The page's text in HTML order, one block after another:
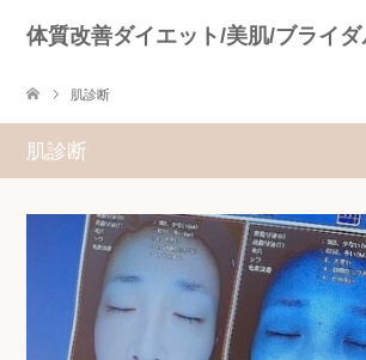
体質改善ダイエット/美肌/ブライ
肌診断
肌診断